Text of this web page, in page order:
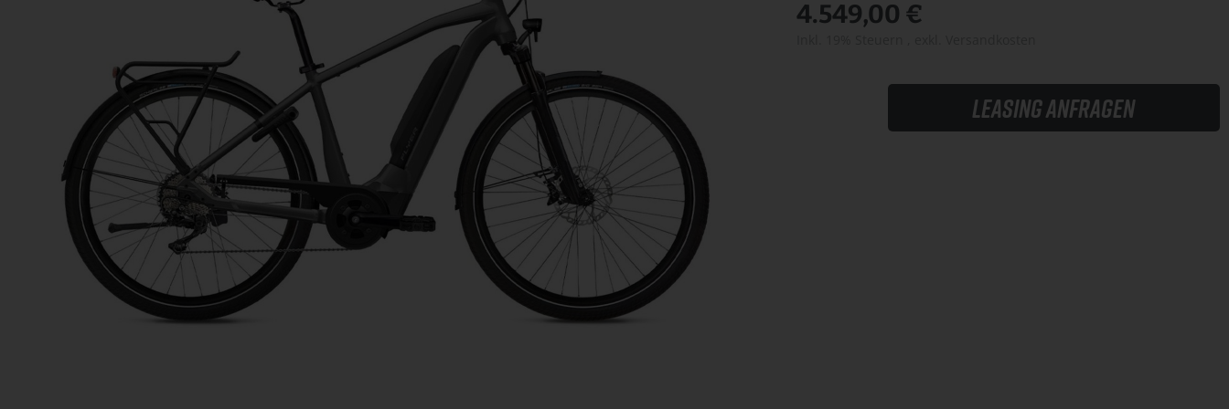
4.549,00 €
Leasing anfragen